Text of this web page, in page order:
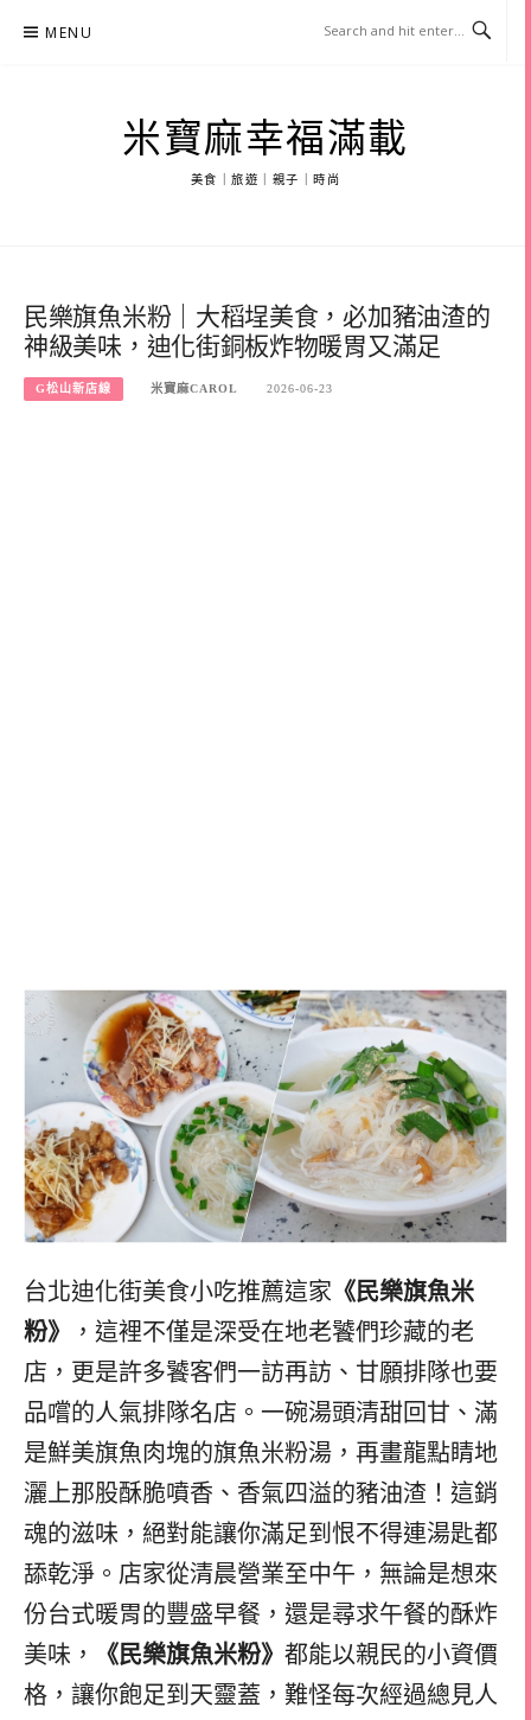
MENU
米寶麻幸福滿載
美食｜旅遊｜親子｜時尚
民樂旗魚米粉｜大稻埕美食，必加豬油渣的
神級美味，迪化街銅板炸物暖胃又滿足
G松山新店線 米寶麻CAROL 2026-06-23
台北迪化街美食小吃推薦這家 《民樂旗魚米
粉》
，這裡不僅是深受在地老饕們珍藏的老
店，更是許多饕客們一訪再訪、甘願排隊也要
品嚐的人氣排隊名店。一碗湯頭清甜回甘、滿
是鮮美旗魚肉塊的旗魚米粉湯，再畫龍點睛地
灑上那股酥脆噴香、香氣四溢的豬油渣！這銷
魂的滋味，絕對能讓你滿足到恨不得連湯匙都
舔乾淨。店家從清晨營業至中午，無論是想來
份台式暖胃的豐盛早餐，還是尋求午餐的酥炸
美味，
《民樂旗魚米粉》 都能以親民的小資價
格，讓你飽足到天靈蓋，難怪每次經過總見人